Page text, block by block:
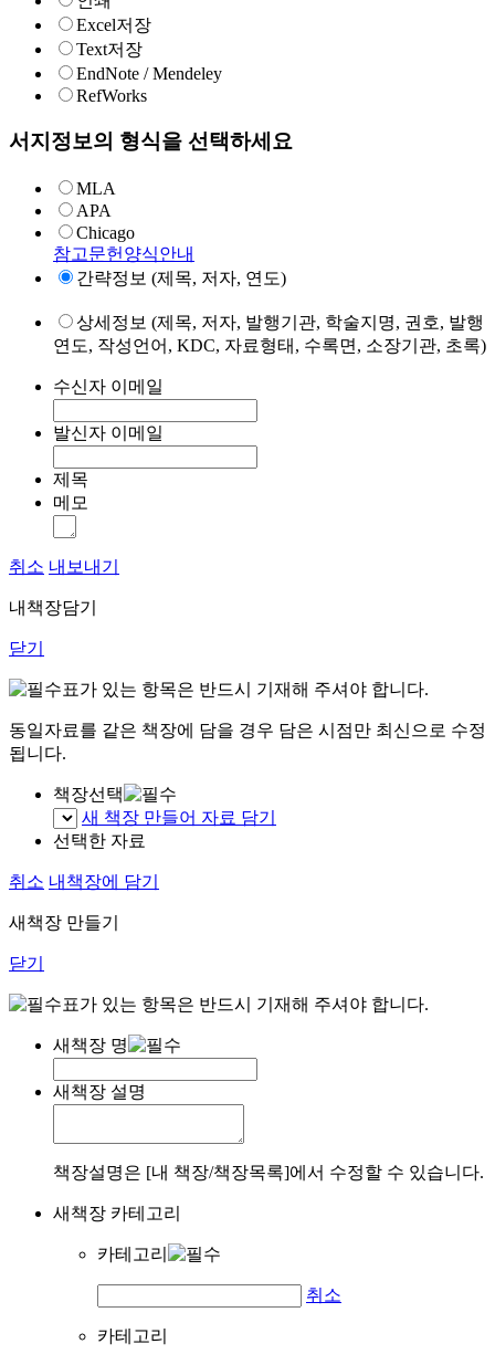
Excel저장
Text저장
EndNote / Mendeley
RefWorks
서지정보의 형식을 선택하세요
MLA
APA
Chicago
참고문헌양식안내
간략정보 (제목, 저자, 연도)
상세정보 (제목, 저자, 발행기관, 학술지명, 권호, 발행
연도, 작성언어, KDC, 자료형태, 수록면, 소장기관, 초록)
수신자 이메일
발신자 이메일
제목
메모
취소 내보내기
내책장담기
닫기
표가 있는 항목은 반드시 기재해 주셔야 합니다.
동일자료를 같은 책장에 담을 경우 담은 시점만 최신으로 수정
됩니다.
책장선택
새 책장 만들어 자료 담기
선택한 자료
취소 내책장에 담기
새책장 만들기
닫기
표가 있는 항목은 반드시 기재해 주셔야 합니다.
새책장 명
새책장 설명
책장설명은 [내 책장/책장목록]에서 수정할 수 있습니다.
새책장 카테고리
카테고리
취소
카테고리